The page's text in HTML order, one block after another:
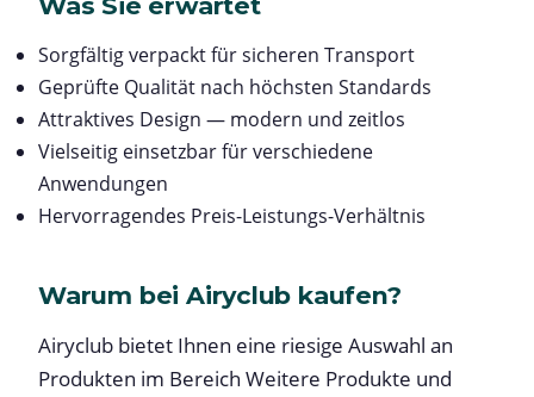
Sorgfältig verpackt für sicheren Transport
Geprüfte Qualität nach höchsten Standards
Attraktives Design — modern und zeitlos
Vielseitig einsetzbar für verschiedene
Anwendungen
Hervorragendes Preis-Leistungs-Verhältnis
Warum bei Airyclub kaufen?
Airyclub bietet Ihnen eine riesige Auswahl an
Produkten im Bereich Weitere Produkte und